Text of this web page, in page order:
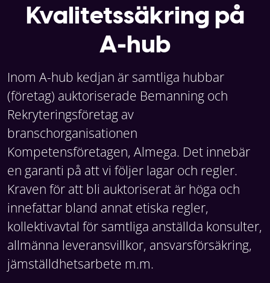
Kvalitetssäkring på
A-hub
Inom A-hub kedjan är samtliga hubbar
(företag) auktoriserade Bemanning och
Rekryteringsföretag av
branschorganisationen
Kompetensföretagen, Almega. Det innebär
en garanti på att vi följer lagar och regler.
Kraven för att bli auktoriserat är höga och
innefattar bland annat etiska regler,
kollektivavtal för samtliga anställda konsulter,
allmänna leveransvillkor, ansvarsförsäkring,
jämställdhetsarbete m.m.